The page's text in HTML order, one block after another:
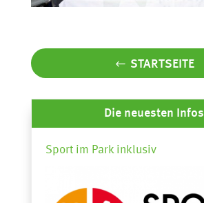
STARTSEITE
Die neuesten Infos
Sport im Park inklusiv